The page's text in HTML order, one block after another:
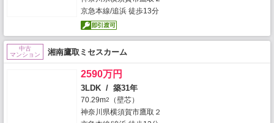
京急本線/追浜 徒歩13分
中古
マンション
湘南鷹取ミセスカーム
2590万円
3LDK / 築31年
70.29m2
（壁芯）
神奈川県横須賀市鷹取２